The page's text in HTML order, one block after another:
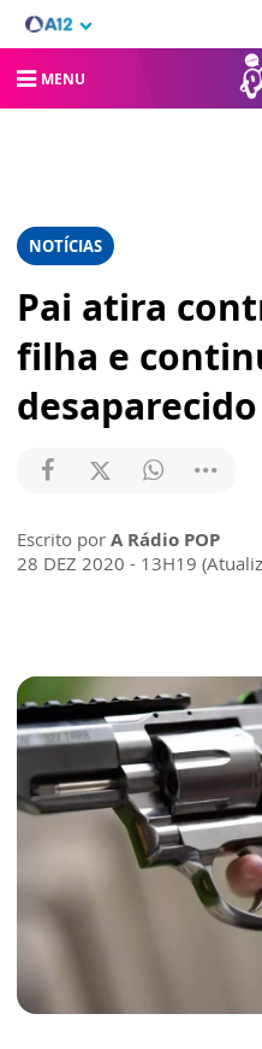
MENU
NOTÍCIAS
Pai atira
filha e
Escrito por A Rádio POP
28 DEZ 2020 - 13H19